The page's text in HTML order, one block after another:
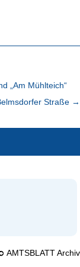
„Am Mühlteich“
Straße →
AMTSBLATT Archiv